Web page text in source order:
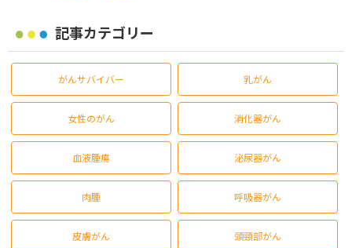
記事カテゴリー
がんサバイバー 乳がん
女性のがん 消化器がん
血液腫瘍 泌尿器がん
肉腫 呼吸器がん
皮膚がん 頭頸部がん